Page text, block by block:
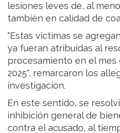
lesiones leves de, al
también en calidad de
"Estas victimas se
ya fueran atribuidas al
procesamiento en el
2025", remarcaron los
investigación.
En este sentido, se
inhibición general de
contra el acusado, al